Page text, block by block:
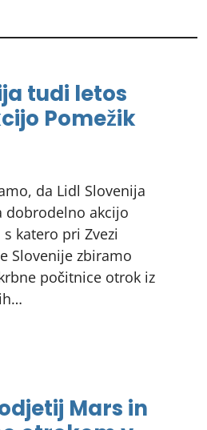
tudi letos
Pomežik
da Lidl Slovenija
akcijo
katero pri Zvezi
Slovenije zbiramo
počitnice otrok iz
Mars in